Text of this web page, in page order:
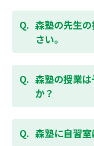
ご相談（お問
お子様お一人
せて授業をす
ます。森塾で
て、テスト対
ど）も可能で
科目も、テス
森塾の先生
さい。
「質量ともに
識や教え方を
性に合わせて
性を大切にす
森塾の授業
か？
春期・夏期等
たところを教
森塾に自習